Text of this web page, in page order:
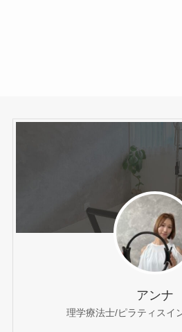
アンナ
理学療法士/ピラティスイ